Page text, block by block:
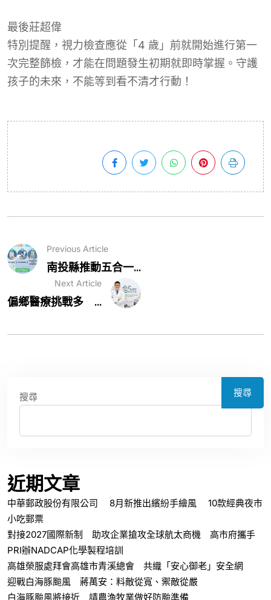
最後莊超偉
特別提醒，視力檢查應從「4 歲」前就開始進行第一
次完整篩檢，才能在問題發生初期就即時掌握。守護
孩子的未來，不能等到看不清才行動！
Previous Article
南投縣推動五合一...
Next Article
偏鄉醫療挑戰多 ...
搜尋 搜尋
近期文章
中華郵政股份有限公司 8月新推出繽紛手繪風 10款經典夜市
小吃郵票
對接2027國際新制 助攻企業搶攻全球航太商機 高市府攜手
PRI辦NADCAP化學製程培訓
高雄榮服處拜會高雄市青溪總會 共織「安心御老」安全網
迎戰白海豚颱風 蔣萬安：料敵從寬、禦敵從嚴
白海豚颱風將接近 請農漁牧業做好防颱準備